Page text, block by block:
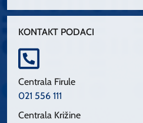
KONTAKT PODACI
Centrala Firule
021 556 111
Centrala Križine